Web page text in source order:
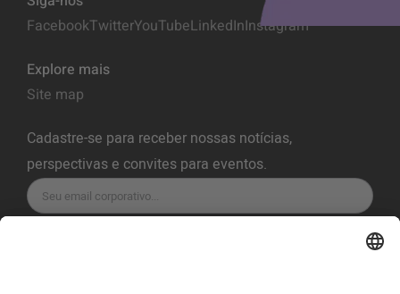
FacebookTwitterYouTubeLinkedInInstagram
Explore mais
Site map
Cadastre-se para receber nossas notícias,
perspectivas e convites para eventos.